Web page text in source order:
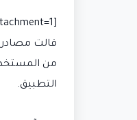
[attachment=1]<!-- ia1 -->whatsapp2222-7.jpg<!-- ia1 -->[/attachment]
قالت مصادر
التطبيق.